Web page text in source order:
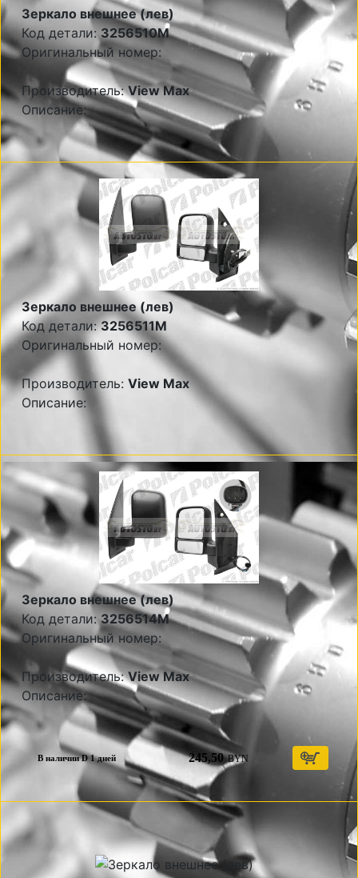
Зеркало внешнее (лев)
Код детали: 3256510M
Оригинальный номер:
Производитель:View Max
Описание:
Зеркало внешнее (лев)
Код детали:3256511M
Оригинальный номер:
Производитель: View Max
Описание:
Зеркало внешнее (лев)
Код детали:3256514M
Оригинальный номер:
Производитель:View Max
Описание:
В наличии D 1 дней 245,50 BYN